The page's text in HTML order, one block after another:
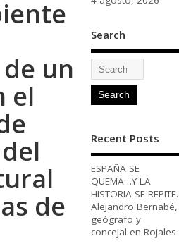
un
el
de
Search
Recent Posts
ESPAÑA SE
QUEMA…Y LA
HISTORIA SE REPITE.
Alejandro Bernabé,
geógrafo y
concejal en Rojales